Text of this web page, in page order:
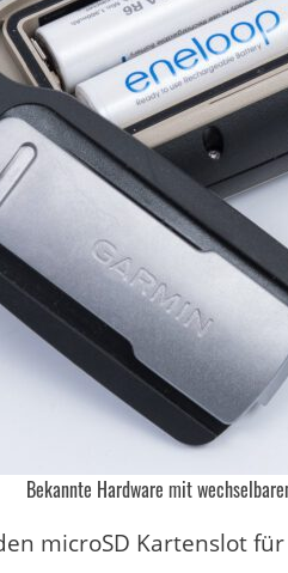
Bekannte Hardware mit
microSD Kartenslot